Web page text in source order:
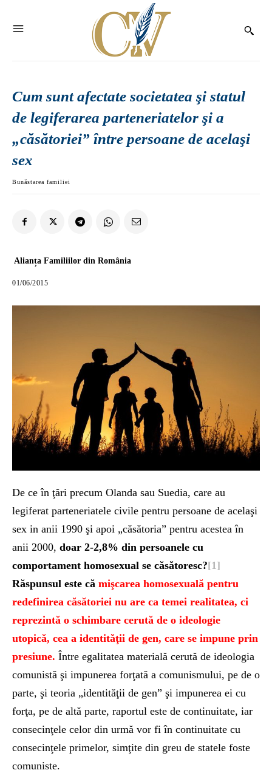
Cum sunt afectate societatea şi statul
de legiferarea parteneriatelor şi a
„căsătoriei” între persoane de acelaşi
sex
Bunăstarea familiei
Alianța Familiilor din România
01/06/2015
De ce în ţări precum Olanda sau Suedia, care au
legiferat parteneriatele civile pentru persoane de acelaşi
sex in anii 1990 şi apoi „căsătoria” pentru acestea în
anii 2000, doar 2-2,8% din persoanele cu
comportament homosexual se căsătoresc?[1]
Răspunsul este că mişcarea homosexuală pentru
redefinirea căsătoriei nu are ca temei realitatea, ci
reprezintă o schimbare cerută de o ideologie
utopică, cea a identităţii de gen, care se impune prin
presiune. Între egalitatea materială cerută de ideologia
comunistă şi impunerea forţată a comunismului, pe de o
parte, şi teoria „identităţii de gen” şi impunerea ei cu
forţa, pe de altă parte, raportul este de continuitate, iar
consecinţele celor din urmă vor fi în continuitate cu
consecinţele primelor, simţite din greu de statele foste
comuniste.